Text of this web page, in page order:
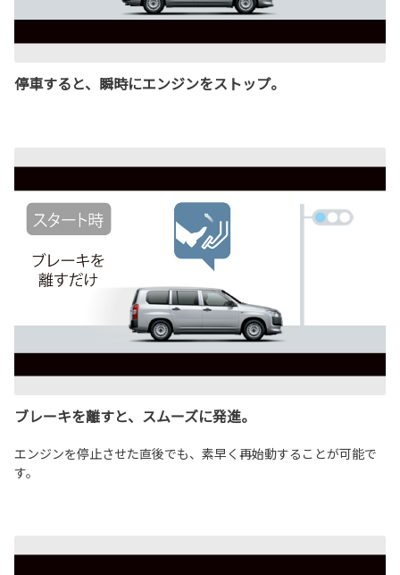
停車すると、瞬時にエンジンをストップ。
ブレーキを離すと、スムーズに発進。
エンジンを停止させた直後でも、素早く再始動することが可能で
す。